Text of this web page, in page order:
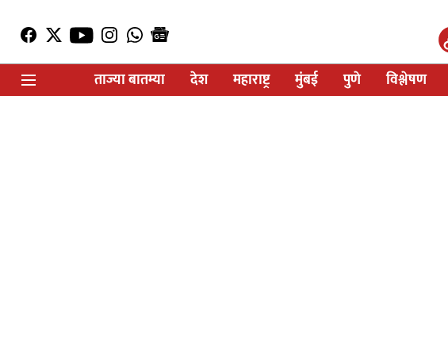
ताज्या बातम्या
देश महाराष्ट्र मुंबई पुणे विश्लेषण